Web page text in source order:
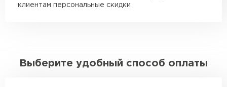
клиентам персональные скидки
Выберите удобный способ оплаты